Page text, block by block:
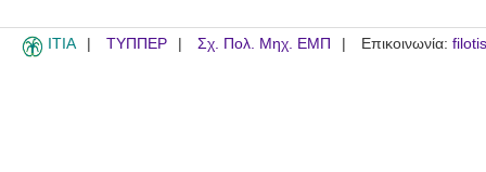
ITIA ΤΥΠΠΕΡ Σχ. Πολ. Μηχ. ΕΜΠ Επικοινωνία: